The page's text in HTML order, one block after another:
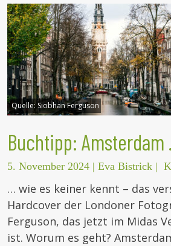
Quelle:Siobhan Ferguson
Buchtipp:
5. November 2024 | Eva Bistrick |
… wie es keiner kennt – das
Hardcover der Londoner
Ferguson, das jetzt im Midas
ist. Worum es geht?